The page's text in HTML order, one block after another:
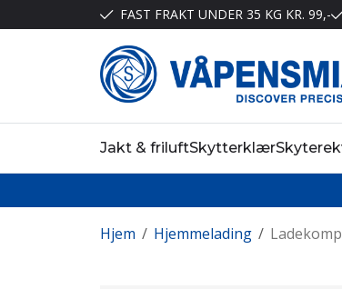
FAST FRAKT UNDER 35 KG KR. 99,-
Jakt & friluftSkytterklær
/
Hjem /
Hjemmelading